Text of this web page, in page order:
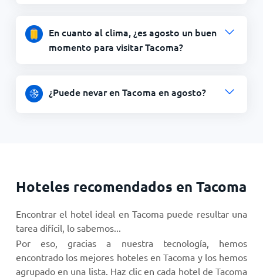
En cuanto al clima, ¿es agosto un buen
momento para visitar Tacoma?
¿Puede nevar en Tacoma en agosto?
Hoteles recomendados en Tacoma
Encontrar el hotel ideal en Tacoma puede resultar una
tarea difícil, lo sabemos...
Por eso, gracias a nuestra tecnología, hemos
encontrado los mejores hoteles en Tacoma y los hemos
agrupado en una lista. Haz clic en cada hotel de Tacoma